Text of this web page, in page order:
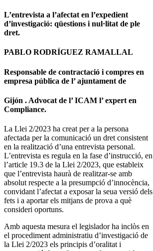
L’entrevista a l’afectat en l’expedient
d’investigació: qüestions i nul·litat de ple
dret.
PABLO RODRÍGUEZ RAMALLAL
Responsable de contractació i compres en
empresa pública de l’ ajuntament de
Gijón . Advocat de l’ ICAM l’ expert en
Compliance.
La Llei 2/2023 ha creat per a la persona
afectada per la comunicació un dret consistent
en la realització d’una entrevista personal.
L’entrevista es regula en la fase d’instrucció, en
l’article 19.3 de la Llei 2/2023, que estableix
que l’entrevista haurà de realitzar-se amb
absolut respecte a la presumpció d’innocència,
convidant l’afectat a exposar la seua versió dels
fets i a aportar els mitjans de prova a què
consideri oportuns.
Amb aquesta mesura el legislador ha inclòs en
el procediment administratiu d’investigació de
la Llei 2/2023 els principis d’oralitat i